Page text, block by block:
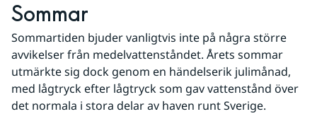
Sommar
Sommartiden bjuder vanligtvis inte på några större
avvikelser från medelvattenståndet. Årets sommar
utmärkte sig dock genom en händelserik julimånad,
med lågtryck efter lågtryck som gav vattenstånd över
det normala i stora delar av haven runt Sverige.